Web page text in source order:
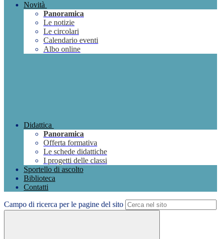
Novità
Panoramica
Le notizie
Le circolari
Calendario eventi
Albo online
Didattica
Panoramica
Offerta formativa
Le schede didattiche
I progetti delle classi
Sportello di ascolto
Biblioteca
Contatti
Campo di ricerca per le pagine del sito